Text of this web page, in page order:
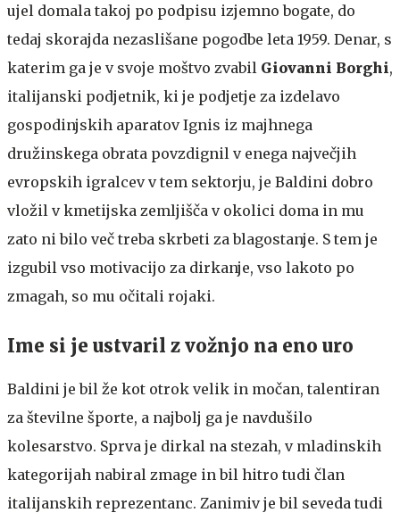
ujel domala takoj po podpisu izjemno bogate, do
tedaj skorajda nezaslišane pogodbe leta 1959. Denar, s
katerim ga je v svoje moštvo zvabil Giovanni Borghi,
italijanski podjetnik, ki je podjetje za izdelavo
gospodinjskih aparatov Ignis iz majhnega
družinskega obrata povzdignil v enega največjih
evropskih igralcev v tem sektorju, je Baldini dobro
vložil v kmetijska zemljišča v okolici doma in mu
zato ni bilo več treba skrbeti za blagostanje. S tem je
izgubil vso motivacijo za dirkanje, vso lakoto po
zmagah, so mu očitali rojaki.
Ime si je ustvaril z vožnjo na eno uro
Baldini je bil že kot otrok velik in močan, talentiran
za številne športe, a najbolj ga je navdušilo
kolesarstvo. Sprva je dirkal na stezah, v mladinskih
kategorijah nabiral zmage in bil hitro tudi član
italijanskih reprezentanc. Zanimiv je bil seveda tudi